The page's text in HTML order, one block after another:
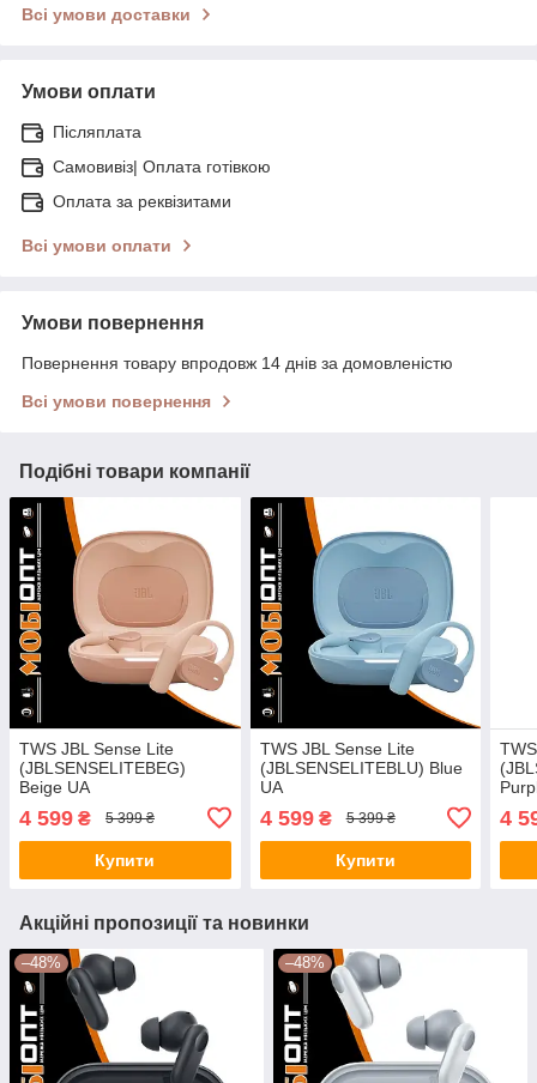
Всі умови доставки
Умови оплати
Післяплата
Самовивіз| Оплата готівкою
Оплата за реквізитами
Всі умови оплати
Умови повернення
Повернення товару впродовж 14 днів за домовленістю
Всі умови повернення
Подібні товари компанії
TWS JBL Sense Lite
(JBLSENSELITEBEG)
Beige UA
4 599 ₴ 5 399 ₴
Купити
TWS JBL Sense Lite
(JBLSENSELITEBLU) Blue
UA
4 599₴ 5 399 ₴
Купити
4
Акційні пропозиції та новинки
–48% –48%